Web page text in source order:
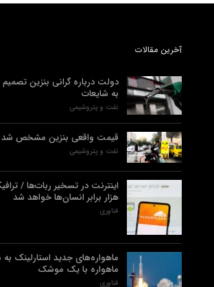
آخرین مقالات
دولت درباره گرانی بنزین
به شایعات
نفت و پتروشیمی
قیمت واقعی بنزین مشخص شد
نفت و پتروشیمی
هزار برابر انسان‌ها خواهد شد
فناوری
ماهواره با یک موشک
فناوری